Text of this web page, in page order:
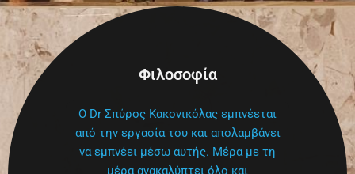
Φιλοσοφία
Ο Dr Σπύρος Κακονικόλας εμπνέεται
από την εργασία του και απολαμβάνει
να εμπνέει μέσω αυτής. Μέρα με τη
μέρα ανακαλύπτει όλο και